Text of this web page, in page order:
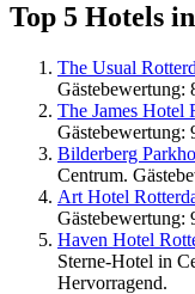
Top 5 Hotels
The Usual
The James Hotel
Bilderberg
Centrum.
Art Hotel
Haven Hotel
Sterne-Hotel in
Hervorragend.